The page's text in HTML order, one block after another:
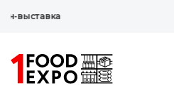
выставка